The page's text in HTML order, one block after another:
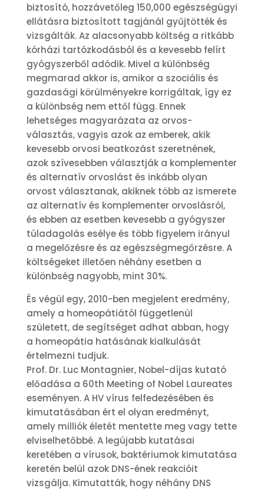
biztosító, hozzávetőleg 150,000 egészségügyi
ellátásra biztosított tagjánál gyűjtötték és
vizsgálták. Az alacsonyabb költség a ritkább
kórházi tartózkodásból és a kevesebb felírt
gyógyszerből adódik. Mivel a különbség
megmarad akkor is, amikor a szociális és
gazdasági körülményekre korrigáltak, így ez
a különbség nem ettől függ. Ennek
lehetséges magyarázata az orvos-
választás, vagyis azok az emberek, akik
kevesebb orvosi beatkozást szeretnének,
azok szívesebben választják a komplementer
és alternatív orvoslást és inkább olyan
orvost választanak, akiknek több az ismerete
az alternatív és komplementer orvoslásról,
és ebben az esetben kevesebb a gyógyszer
túladagolás esélye és több figyelem irányul
a megelőzésre és az egészségmegőrzésre. A
költségeket illetően néhány esetben a
különbség nagyobb, mint 30%.
És végül egy, 2010-ben megjelent eredmény,
amely a homeopátiától függetlenül
született, de segítséget adhat abban, hogy
a homeopátia hatásának kialkulását
értelmezni tudjuk.
Prof. Dr. Luc Montagnier, Nobel-díjas kutató
előadása a 60th Meeting of Nobel Laureates
eseményen. A HV vírus felfedezésében és
kimutatásában ért el olyan eredményt,
amely milliók életét mentette meg vagy tette
elviselhetőbbé. A legújabb kutatásai
keretében a vírusok, baktériumok kimutatása
keretén belül azok DNS-ének reakcióit
vizsgálja. Kimutatták, hogy néhány DNS